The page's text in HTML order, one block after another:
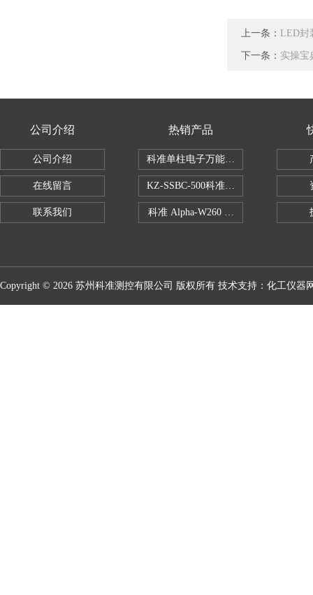
上一条： LED封
下一条： 实操宝
公司介绍
公司介绍
在线留言
联系我们
热销产品
科准单柱电子万能拉力机KZ-SSBC-500
KZ-SSBC-500科准单柱电子万能试验
科准 Alpha-W260 半导体全自动推拉
Copyright © 2026 苏州科准测控有限公司 版权所有 技术支持： 化工仪器